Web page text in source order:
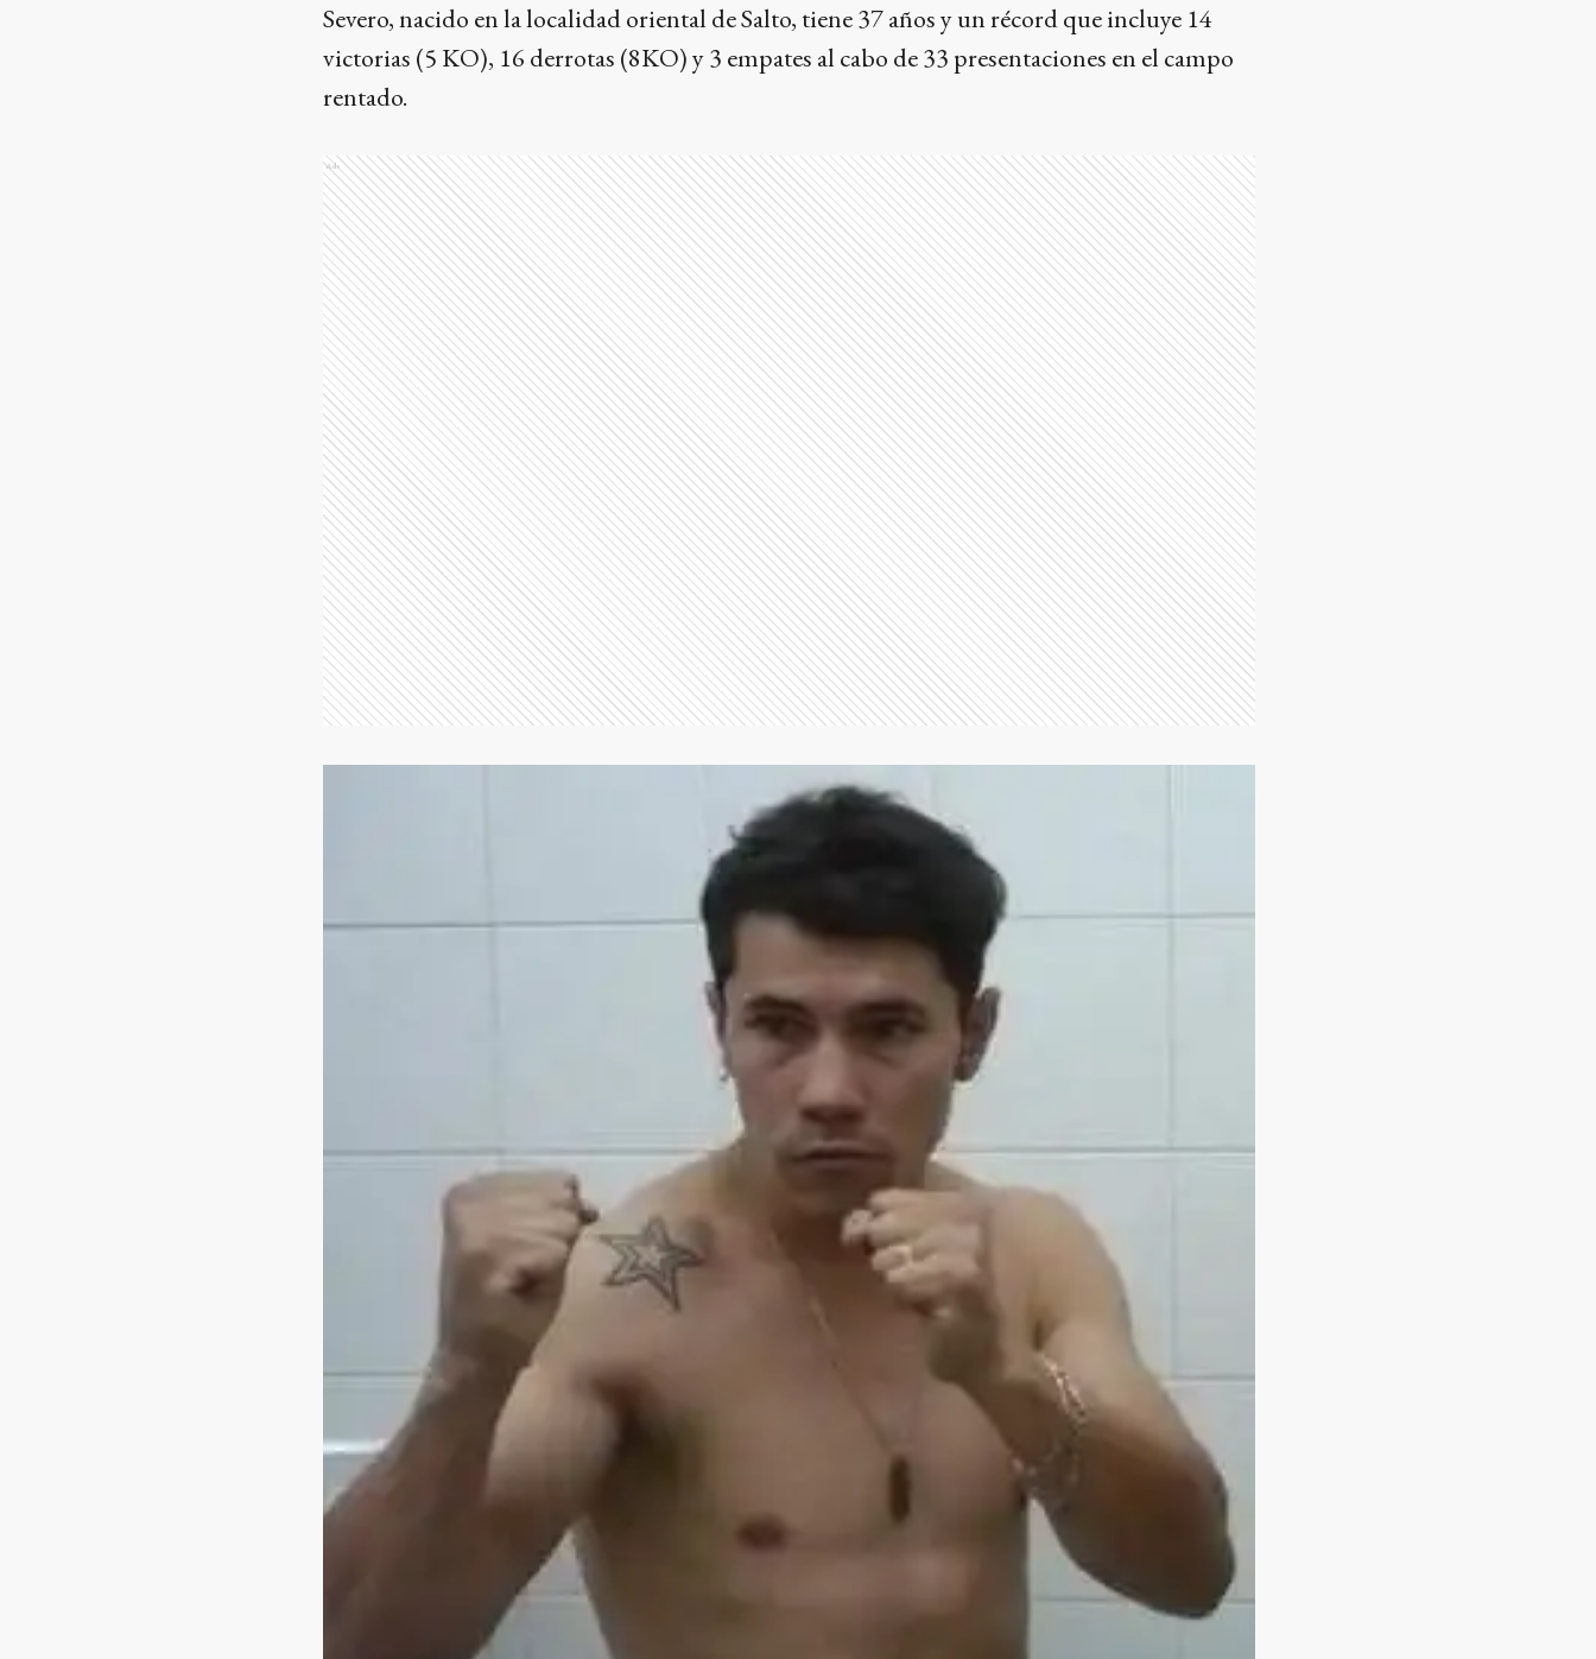
Severo, nacido en la localidad oriental de Salto, tiene 37 años y un récord que incluye 14
victorias (5 KO), 16 derrotas (8KO) y 3 empates al cabo de 33 presentaciones en el campo
rentado.
Ads